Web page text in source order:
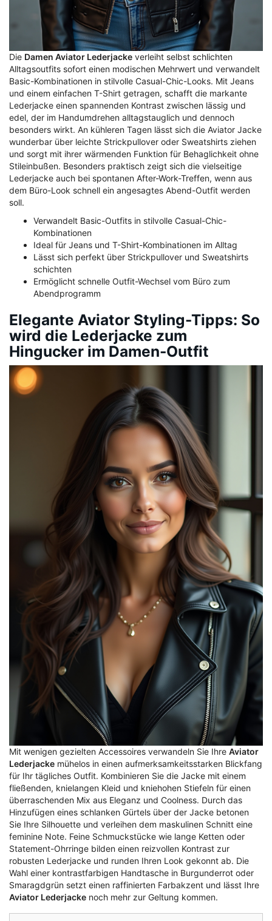
Die Damen Aviator Lederjacke verleiht selbst schlichten
Alltagsoutfits sofort einen modischen Mehrwert und verwandelt
Basic-Kombinationen in stilvolle Casual-Chic-Looks. Mit Jeans
und einem einfachen T-Shirt getragen, schafft die markante
Lederjacke einen spannenden Kontrast zwischen lässig und
edel, der im Handumdrehen alltagstauglich und dennoch
besonders wirkt. An kühleren Tagen lässt sich die Aviator Jacke
wunderbar über leichte Strickpullover oder Sweatshirts ziehen
und sorgt mit ihrer wärmenden Funktion für Behaglichkeit ohne
Stileinbußen. Besonders praktisch zeigt sich die vielseitige
Lederjacke auch bei spontanen After-Work-Treffen, wenn aus
dem Büro-Look schnell ein angesagtes Abend-Outfit werden
soll.
Verwandelt Basic-Outfits in stilvolle Casual-Chic-
Kombinationen
Ideal für Jeans und T-Shirt-Kombinationen im Alltag
Lässt sich perfekt über Strickpullover und Sweatshirts
schichten
Ermöglicht schnelle Outfit-Wechsel vom Büro zum
Abendprogramm
Elegante Aviator Styling-Tipps: So
wird die Lederjacke zum
Hingucker im Damen-Outfit
Mit wenigen gezielten Accessoires verwandeln Sie Ihre Aviator
Lederjacke mühelos in einen aufmerksamkeitsstarken Blickfang
für Ihr tägliches Outfit. Kombinieren Sie die Jacke mit einem
fließenden, knielangen Kleid und kniehohen Stiefeln für einen
überraschenden Mix aus Eleganz und Coolness. Durch das
Hinzufügen eines schlanken Gürtels über der Jacke betonen
Sie Ihre Silhouette und verleihen dem maskulinen Schnitt eine
feminine Note. Feine Schmuckstücke wie lange Ketten oder
Statement-Ohrringe bilden einen reizvollen Kontrast zur
robusten Lederjacke und runden Ihren Look gekonnt ab. Die
Wahl einer kontrastfarbigen Handtasche in Burgunderrot oder
Smaragdgrün setzt einen raffinierten Farbakzent und lässt Ihre
Aviator Lederjacke noch mehr zur Geltung kommen.